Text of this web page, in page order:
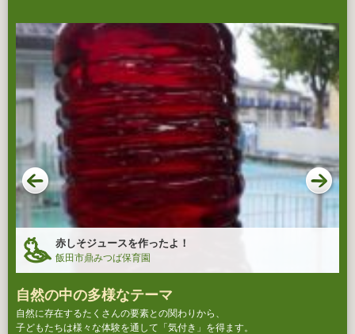
赤しそジュースを作ったよ！
飯田市鼎みつば保育園
自然の中の多様なテーマ
自然に存在するたくさんの要素との関わりから、
子どもたちは様々な体験を通して「気付き」を得ます。